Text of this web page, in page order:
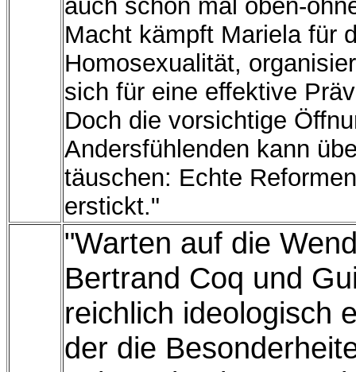
auch schon mal oben-
Macht kämpft Mariela für
Homosexualität,
sich für eine effektive
Doch die vorsichtige
Andersfühlenden kann
täuschen: Echte
erstickt."
"Warten auf die
Bertrand Coq und
reichlich ideologisch
der die